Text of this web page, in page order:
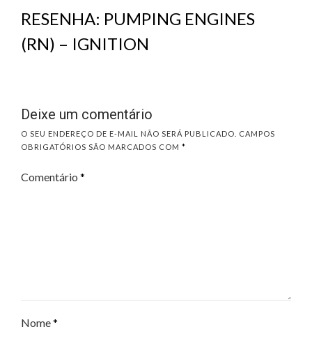
RESENHA: PUMPING ENGINES
(RN) – IGNITION
Deixe um comentário
O SEU ENDEREÇO DE E-MAIL NÃO SERÁ PUBLICADO.
CAMPOS
OBRIGATÓRIOS SÃO MARCADOS COM *
Comentário *
Nome*